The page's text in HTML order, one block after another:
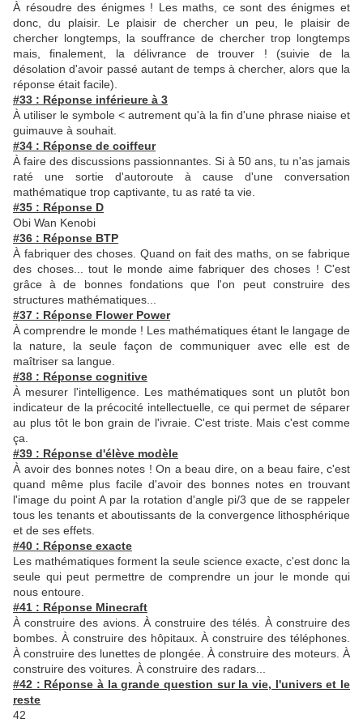
À résoudre des énigmes ! Les maths, ce sont des énigmes et
donc, du plaisir. Le plaisir de chercher un peu, le plaisir de
chercher longtemps, la souffrance de chercher trop longtemps
mais, finalement, la délivrance de trouver ! (suivie de la
désolation d'avoir passé autant de temps à chercher, alors que la
réponse était facile).
#33 : Réponse inférieure à 3
À utiliser le symbole < autrement qu'à la fin d'une phrase niaise et
guimauve à souhait.
#34 : Réponse de coiffeur
À faire des discussions passionnantes. Si à 50 ans, tu n'as jamais
raté une sortie d'autoroute à cause d'une conversation
mathématique trop captivante, tu as raté ta vie.
#35 : Réponse D
Obi Wan Kenobi
#36 : Réponse BTP
À fabriquer des choses. Quand on fait des maths, on se fabrique
des choses... tout le monde aime fabriquer des choses ! C'est
grâce à de bonnes fondations que l'on peut construire des
structures mathématiques...
#37 : Réponse Flower Power
À comprendre le monde ! Les mathématiques étant le langage de
la nature, la seule façon de communiquer avec elle est de
maîtriser sa langue.
#38 : Réponse cognitive
À mesurer l'intelligence. Les mathématiques sont un plutôt bon
indicateur de la précocité intellectuelle, ce qui permet de séparer
au plus tôt le bon grain de l'ivraie. C'est triste. Mais c'est comme
ça.
#39 : Réponse d'élève modèle
À avoir des bonnes notes ! On a beau dire, on a beau faire, c'est
quand même plus facile d'avoir des bonnes notes en trouvant
l'image du point A par la rotation d'angle pi/3 que de se rappeler
tous les tenants et aboutissants de la convergence lithosphérique
et de ses effets.
#40 : Réponse exacte
Les mathématiques forment la seule science exacte, c'est donc la
seule qui peut permettre de comprendre un jour le monde qui
nous entoure.
#41 : Réponse Minecraft
À construire des avions. À construire des télés. À construire des
bombes. À construire des hôpitaux. À construire des téléphones.
À construire des lunettes de plongée. À construire des moteurs. À
construire des voitures. À construire des radars...
#42 : Réponse à la grande question sur la vie, l'univers et le
reste
42